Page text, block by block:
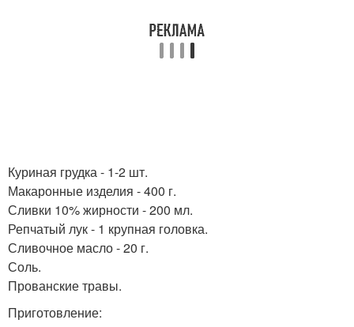
Куриная грудка - 1-2 шт.
Макаронные изделия - 400 г.
Сливки 10% жирности - 200 мл.
Репчатый лук - 1 крупная головка.
Сливочное масло - 20 г.
Соль.
Прованские травы.
Приготовление: